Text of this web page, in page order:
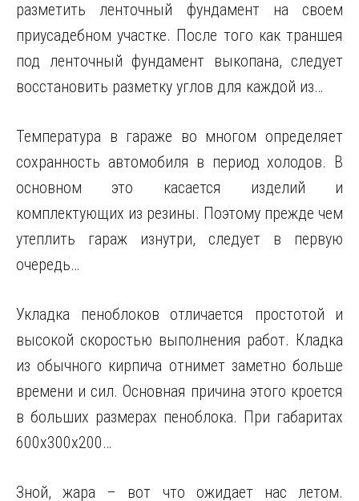
разметить ленточный фундамент на своем
приусадебном участке. После того как траншея
под ленточный фундамент выкопана, следует
восстановить разметку углов для каждой из…
Температура в гараже во многом определяет
сохранность автомобиля в период холодов. В
основном это касается изделий и
комплектующих из резины. Поэтому прежде чем
утеплить гараж изнутри, следует в первую
очередь…
Укладка пеноблоков отличается простотой и
высокой скоростью выполнения работ. Кладка
из обычного кирпича отнимет заметно больше
времени и сил. Основная причина этого кроется
в больших размерах пеноблока. При габаритах
600х300х200…
Зной, жара – вот что ожидает нас летом.